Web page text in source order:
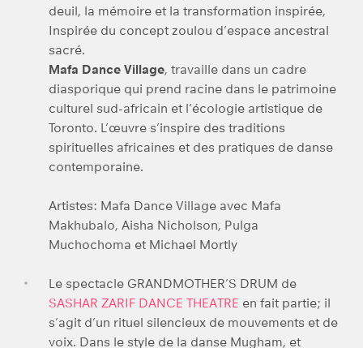
deuil, la mémoire et la transformation inspirée,
Inspirée du concept zoulou d’espace ancestral
sacré.
Mafa Dance Village, travaille dans un cadre
diasporique qui prend racine dans le patrimoine
culturel sud-africain et l’écologie artistique de
Toronto. L’œuvre s’inspire des traditions
spirituelles africaines et des pratiques de danse
contemporaine.
Artistes: Mafa Dance Village avec Mafa
Makhubalo, Aisha Nicholson, Pulga
Muchochoma et Michael Mortly
Le spectacle GRANDMOTHER’S DRUM de
SASHAR ZARIF DANCE THEATRE en fait partie; il
s’agit d’un rituel silencieux de mouvements et de
voix. Dans le style de la danse Mugham, et